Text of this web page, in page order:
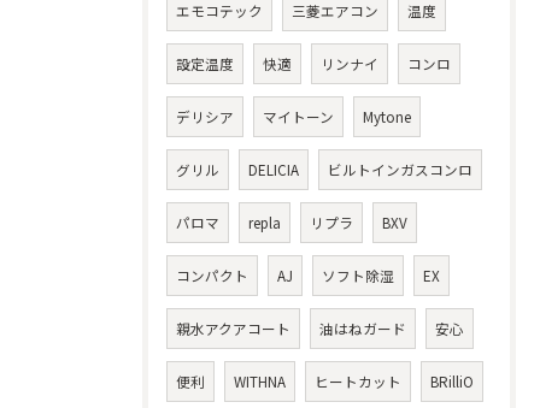
エモコテック 三菱エアコン 温度
設定温度 快適 リンナイ コンロ
デリシア マイトーン Mytone
グリル DELICIA ビルトインガスコンロ
パロマ repla リプラ BXV
コンパクト AJ ソフト除湿 EX
親水アクアコート 油はねガード 安心
便利 WITHNA ヒートカット BRilliO